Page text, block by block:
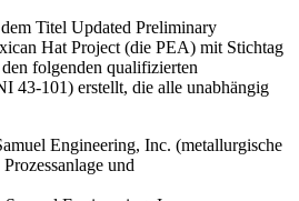
Titel Updated Preliminary
Hat Project (die PEA) mit Stichtag
folgenden qualifizierten
43-101) erstellt, die alle unabhängig
Engineering, Inc. (metallurgische
und